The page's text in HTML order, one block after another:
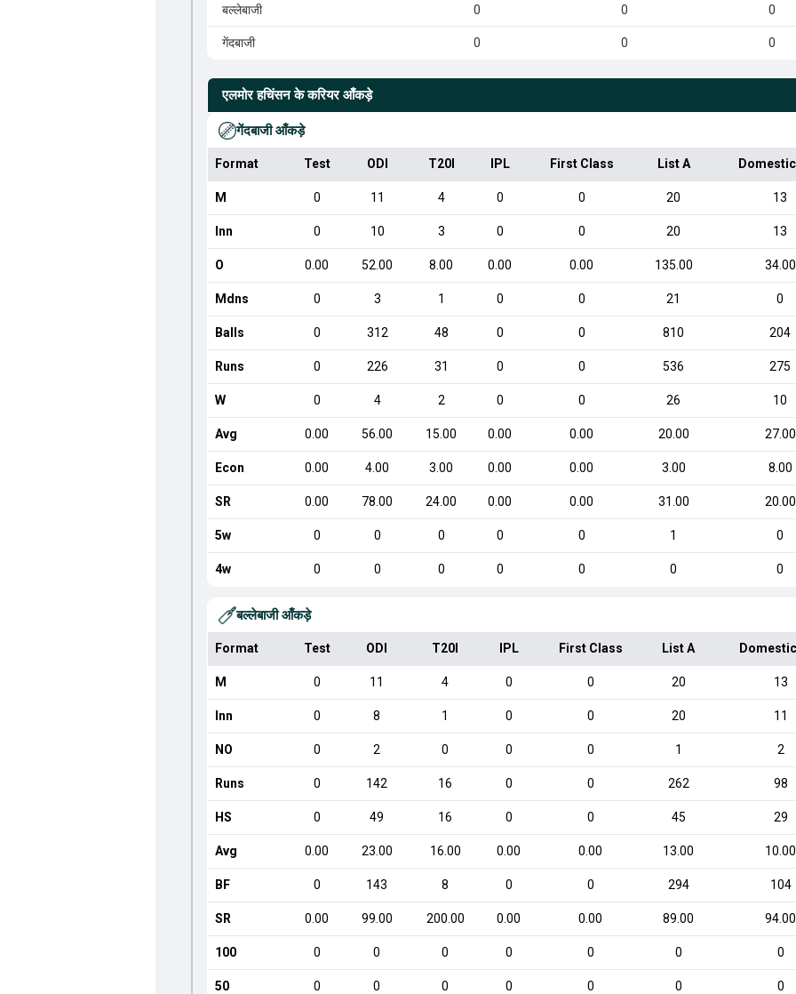
बल्लेबाजी 0 0 0
गेंदबाजी 0 0 0
एलमोर हचिंसन के करियर आँकड़े
गेंदबाजी आँकड़े
Format Test ODI T20I IPL First Class List A
M 0 11 4 0 0 20 13
Inn 0 10 3 0 0 20 13
O 0.00 52.00 8.00 0.00 0.00 135.00 34.00
Mdns 0 3 1 0 0 21 0
Balls 0 312 48 0 0 810 204
Runs 0 226 31 0 0 536 275
W 0 4 2 0 0 26 10
Avg 0.00 56.00 15.00 0.00 0.00 20.00 27.00
Econ 0.00 4.00 3.00 0.00 0.00 3.00 8.00
SR 0.00 78.00 24.00 0.00 0.00 31.00 20.00
5w 0 0 0 0 0 1 0
4w 0 0 0 0 0 0 0
बल्लेबाजी आँकड़े
Format Test ODI T20I IPL First Class List A
M 0 11 4 0 0 20 13
Inn 0 8 1 0 0 20 11
NO 0 2 0 0 0 1 2
Runs 0 142 16 0 0 262 98
HS 0 49 16 0 0 45 29
Avg 0.00 23.00 16.00 0.00 0.00 13.00 10.00
BF 0 143 8 0 0 294 104
SR 0.00 99.00 200.00 0.00 0.00 89.00 94.00
100 0 0 0 0 0 0 0
50 0 0 0 0 0 0 0